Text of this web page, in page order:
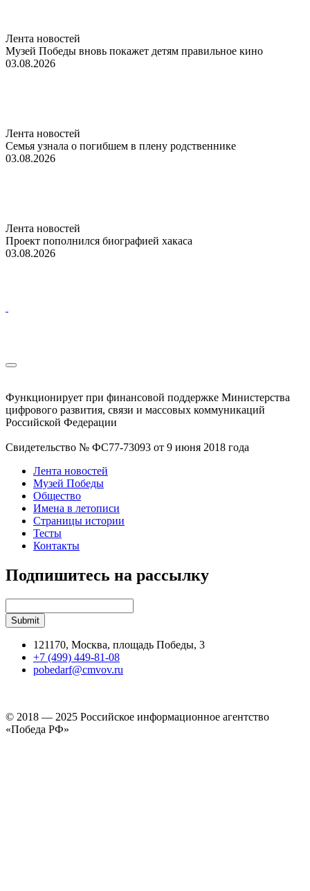
Лента новостей
Музей Победы вновь покажет детям правильное кино
03.08.2026
Лента новостей
Семья узнала о погибшем в плену родственнике
03.08.2026
Лента новостей
Проект пополнился биографией хакаса
03.08.2026
Функционирует при финансовой поддержке Министерства
цифрового развития, связи и массовых коммуникаций
Российской Федерации
Свидетельство № ФС77-73093 от 9 июня 2018 года
Лента новостей
Музей Победы
Общество
Имена в летописи
Страницы истории
Тесты
Контакты
Подпишитесь на рассылку
121170, Москва, площадь Победы, 3
+7 (499) 449-81-08
pobedarf@cmvov.ru
© 2018 — 2025 Российское информационное агентство
«Победа РФ»